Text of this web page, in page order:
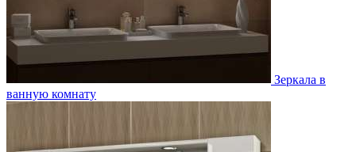
Зеркала в
ванную комнату